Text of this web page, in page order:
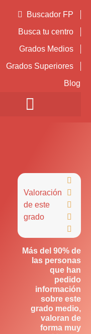
Buscador FP
Busca tu centro
Grados Medios
Grados Superiores
Blog
Valoración
de este
grado





Más del 90% de
las personas
que han
pedido
información
sobre este
grado medio,
valoran de
forma muy